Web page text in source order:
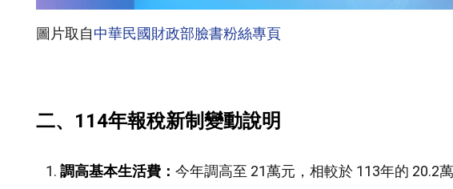
圖片取自中華民國財政部臉書粉絲專頁
二、114年報稅新制變動說明
調高基本生活費： 今年調高至 21萬元，相較於 113年的 20.2